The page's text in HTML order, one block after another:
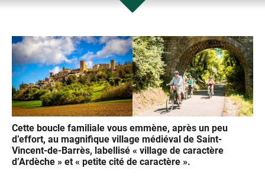
Cette boucle familiale vous emmène, après un peu
d’effort, au magnifique village médiéval de Saint-
Vincent-de-Barrès, labellisé « village de caractère
d’Ardèche » et « petite cité de caractère ».